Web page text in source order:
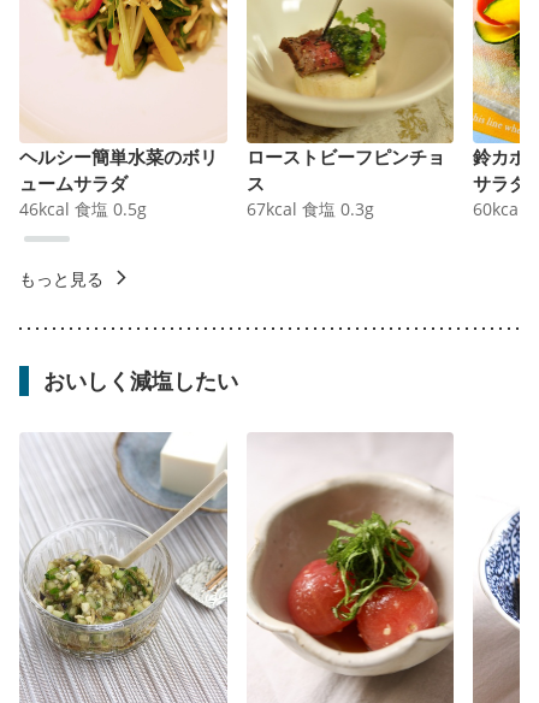
ヘルシー簡単水菜のボリ
ュームサラダ
46kcal 食塩 0.5g
ローストビーフピンチョ
ス
67kcal 食塩 0.3g
鈴カボ
サラダ
60kcal
もっと見る
おいしく減塩したい